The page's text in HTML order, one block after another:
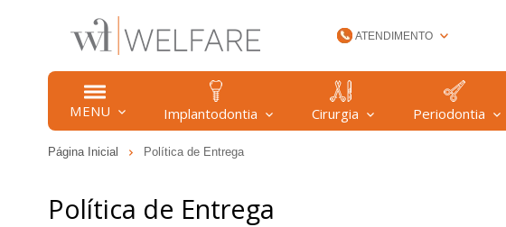
ATENDIMENTO
(47)
MENU Implantodontia Cirurgia Periodontia
Página Inicial Política de Entrega
Política de Entrega